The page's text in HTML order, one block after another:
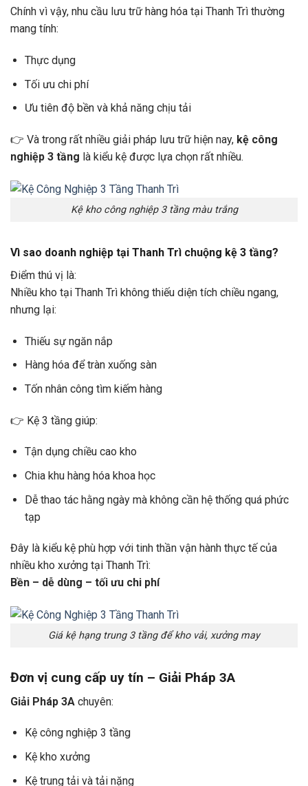
Chính vì vậy, nhu cầu lưu trữ hàng hóa tại Thanh Trì thường
mang tính:
Thực dụng
Tối ưu chi phí
Ưu tiên độ bền và khả năng chịu tải
👉 Và trong rất nhiều giải pháp lưu trữ hiện nay, kệ công
nghiệp 3 tầng là kiểu kệ được lựa chọn rất nhiều.
Kệ kho công nghiệp 3 tầng màu trắng
Vì sao doanh nghiệp tại Thanh Trì chuộng kệ 3 tầng?
Điểm thú vị là:
Nhiều kho tại Thanh Trì không thiếu diện tích chiều ngang,
nhưng lại:
Thiếu sự ngăn nắp
Hàng hóa để tràn xuống sàn
Tốn nhân công tìm kiếm hàng
👉 Kệ 3 tầng giúp:
Tận dụng chiều cao kho
Chia khu hàng hóa khoa học
Dễ thao tác hằng ngày mà không cần hệ thống quá phức
tạp
Đây là kiểu kệ phù hợp với tinh thần vận hành thực tế của
nhiều kho xưởng tại Thanh Trì:
Bền – dễ dùng – tối ưu chi phí
Giá kệ hạng trung 3 tầng để kho vải, xưởng may
Đơn vị cung cấp uy tín – Giải Pháp 3A
Giải Pháp 3A chuyên:
Kệ công nghiệp 3 tầng
Kệ kho xưởng
Kệ trung tải và tải nặng